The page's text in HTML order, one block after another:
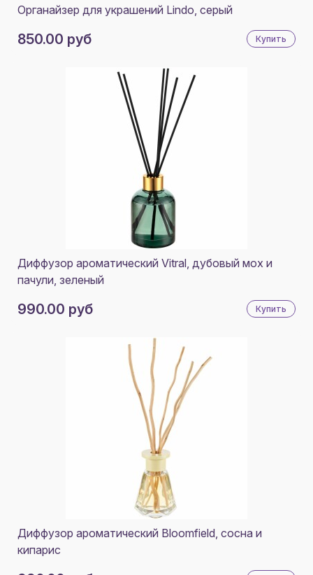
Органайзер для украшений Lindo, серый
850.00 руб Купить
Диффузор ароматический Vitral, дубовый мох и
пачули, зеленый
990.00 руб Купить
Диффузор ароматический Bloomfield, сосна и
кипарис